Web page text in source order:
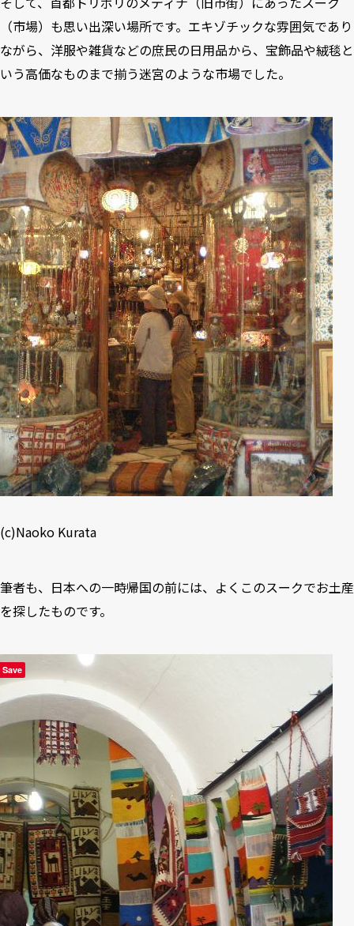
（市場）も思い出深い場所です。エキゾチックな雰囲気であり
ながら、洋服や雑貨などの庶民の日用品から、宝飾品や絨毯と
いう高価なものまで揃う迷宮のような市場でした。
(c)Naoko Kurata
筆者も、日本への一時帰国の前には、よくこのスークでお土産
を探したものです。
Save